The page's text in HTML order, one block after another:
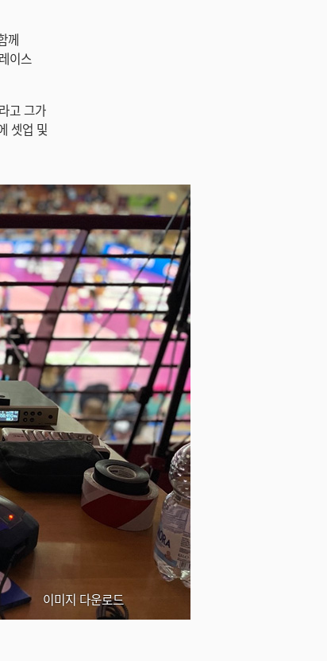
께
이스
고 그가
셋업 및
이미지 다운로드